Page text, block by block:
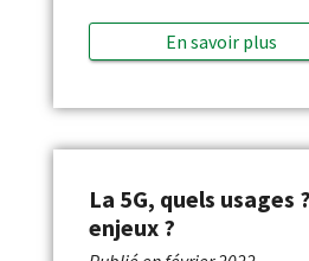
En savoir plus
La 5G, quels usages
enjeux ?